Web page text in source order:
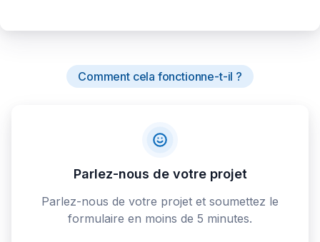
Comment cela fonctionne-t-il ?
Parlez-nous de votre projet
Parlez-nous de votre projet et soumettez le
formulaire en moins de 5 minutes.